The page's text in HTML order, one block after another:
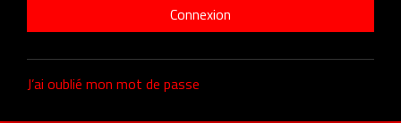
J’ai oublié mon mot de passe